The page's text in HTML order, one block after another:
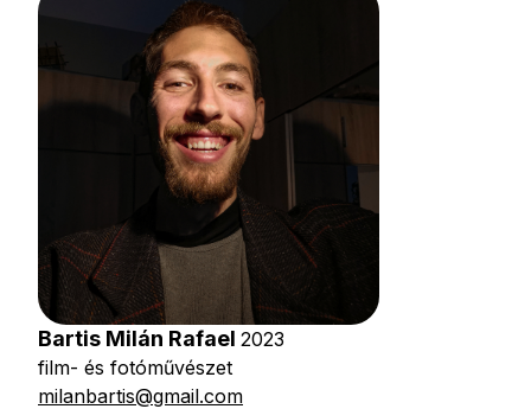
Bartis Milán Rafael 2023
film- és fotóművészet
milanbartis@gmail.com